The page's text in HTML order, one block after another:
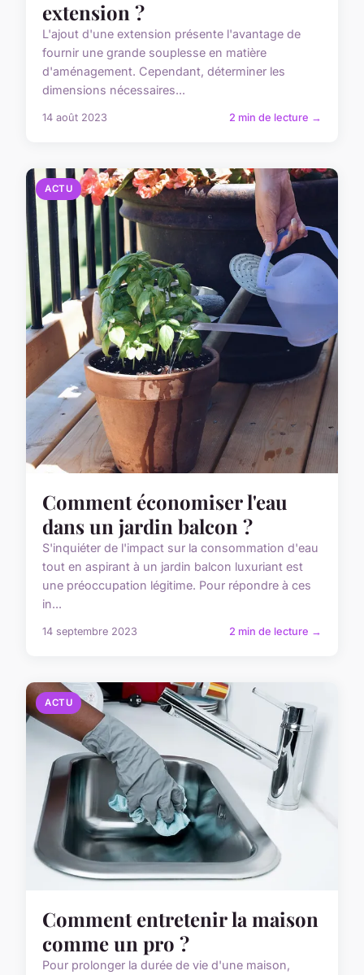
extension ?
L'ajout d'une extension présente l'avantage de
fournir une grande souplesse en matière
d'aménagement. Cependant, déterminer les
dimensions nécessaires...
14 août 2023 2 min de lecture →
ACTU
Comment économiser l'eau
dans un jardin balcon ?
S'inquiéter de l'impact sur la consommation d'eau
tout en aspirant à un jardin balcon luxuriant est
une préoccupation légitime. Pour répondre à ces
in...
14 septembre 2023 2 min de lecture →
ACTU
Comment entretenir la maison
comme un pro ?
Pour prolonger la durée de vie d'une maison,